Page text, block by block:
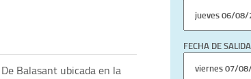
Balasant ubicada en la
FECHA DE SALIDA